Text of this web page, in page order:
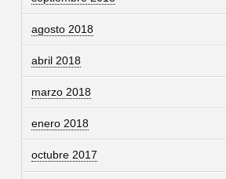
agosto 2018
abril 2018
marzo 2018
enero 2018
octubre 2017